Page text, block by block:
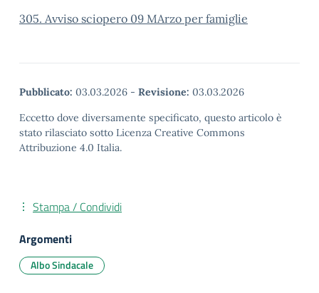
305. Avviso sciopero 09 MArzo per famiglie
Pubblicato: 03.03.2026 - Revisione: 03.03.2026
Eccetto dove diversamente specificato, questo articolo è
stato rilasciato sotto Licenza Creative Commons
Attribuzione 4.0 Italia.
Stampa / Condividi
Argomenti
Albo Sindacale